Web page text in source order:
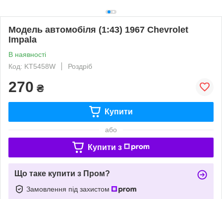
Модель автомобіля (1:43) 1967 Chevrolet
Impala
В наявності
Код: KT5458W
Роздріб
270 ₴
Купити
або
Купити з
Що таке купити з Пром?
Замовлення під захистом